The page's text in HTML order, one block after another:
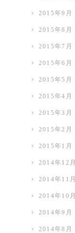
2015年9月
2015年8月
2015年7月
2015年6月
2015年5月
2015年4月
2015年3月
2015年2月
2015年1月
2014年12月
2014年11月
2014年10月
2014年9月
2014年8月